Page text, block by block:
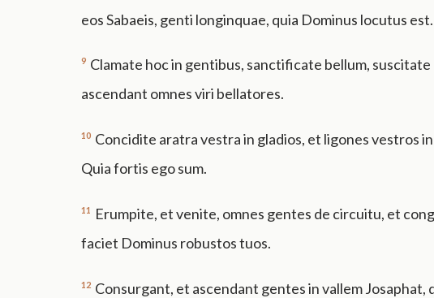
eos Sabaeis, genti longinquae, quia Dominus locutus est.
9 Clamate hoc in gentibus, sanctificate bellum,
ascendant omnes viri bellatores.
10 Concidite aratra vestra in gladios, et ligones vestros
Quia fortis ego sum.
11
Erumpite, et venite, omnes gentes de circuitu, et
faciet Dominus robustos tuos.
12 Consurgant, et ascendant gentes in vallem Josaphat,